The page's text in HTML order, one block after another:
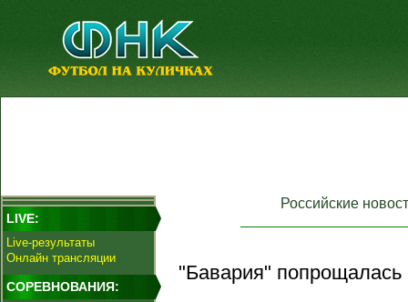
LIVE:
Live-результаты
Онлайн трансляции
СОРЕВНОВАНИЯ:
Российские
"Бавария"